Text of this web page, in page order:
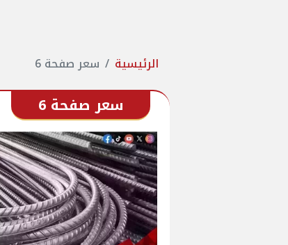
الرئيسية سعر صفحة 6
سعر صفحة 6